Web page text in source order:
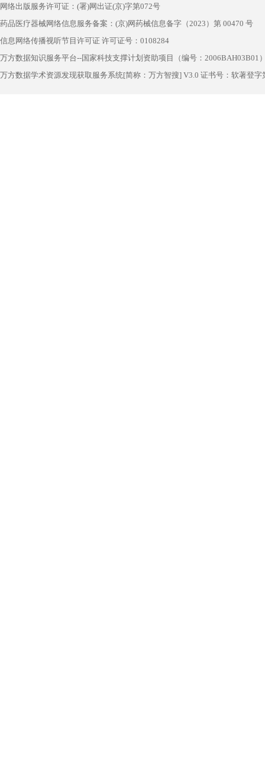
网络出版服务许可证：(署)网出证(京)字第072号
药品医疗器械网络信息服务备案：(京)网药械信息备字（2023）第 00470 号
信息网络传播视听节目许可证 许可证号：0108284
万方数据知识服务平台--国家科技支撑计划资助项目（编号：2006BAH03B01
万方数据学术资源发现获取服务系统[简称：万方智搜] V3.0 证书号：软著登字